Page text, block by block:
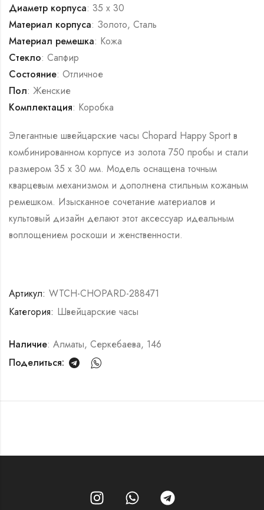
Диаметр корпуса: 35 х 30
Материал корпуса: Золото, Сталь
Материал ремешка: Кожа
Стекло: Сапфир
Состояние: Отличное
Пол: Женские
Комплектация: Коробка
Элегантные швейцарские часы Chopard Happy Sport в
комбинированном корпусе из золота 750 пробы и стали
размером 35 х 30 мм. Модель оснащена точным
кварцевым механизмом и дополнена стильным кожаным
ремешком. Изысканное сочетание материалов и
культовый дизайн делают этот аксессуар идеальным
воплощением роскоши и женственности.
Артикул: WTCH-CHOPARD-288471
Категория: Швейцарские часы
Наличие: Алматы, Серкебаева, 146
Поделиться: